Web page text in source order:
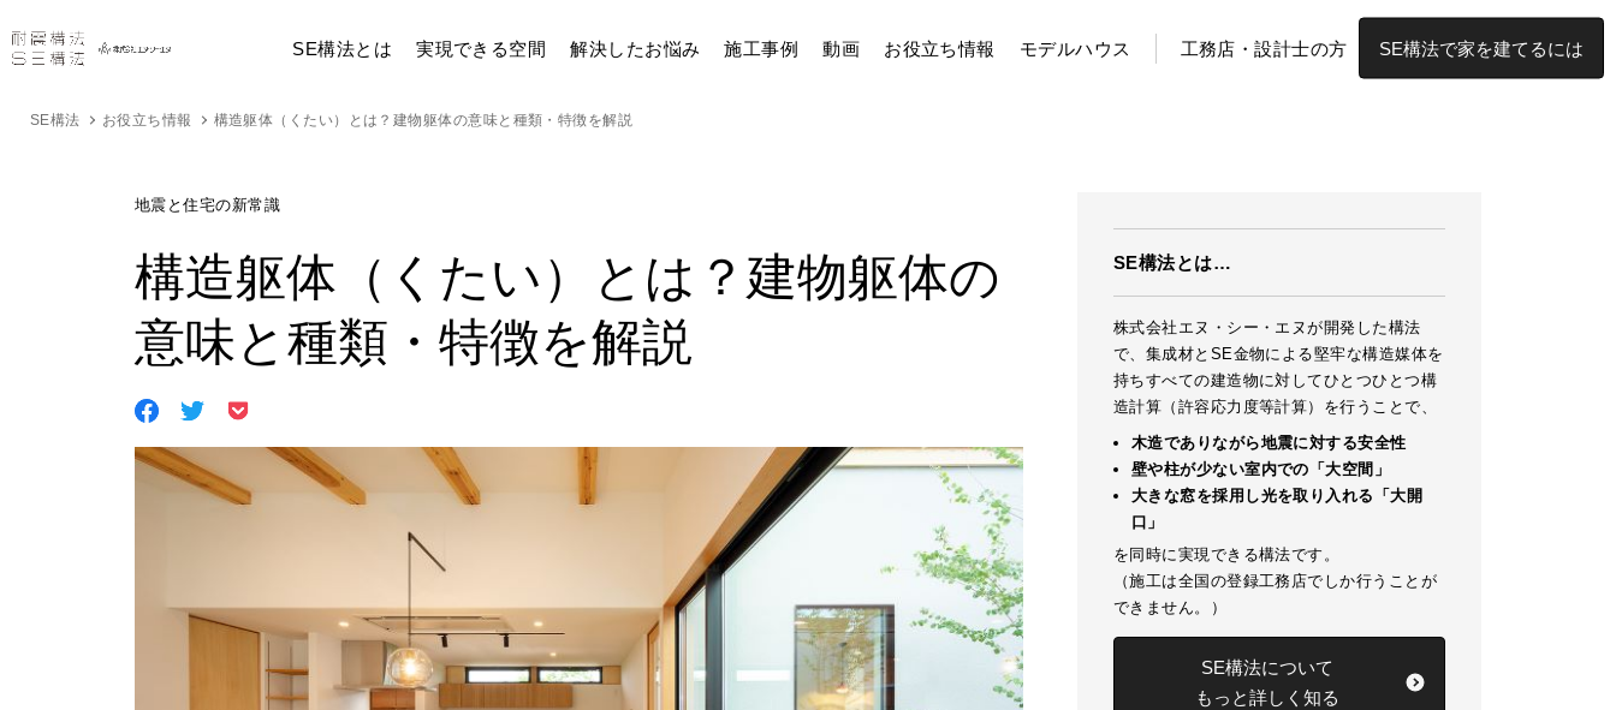
SE構法とは 実現できる空間 解決したお悩み 施工事例 動画 お役立ち情報 モデルハウス 工務店・設計士の方 SE構法で家を建てるには
SE構法 お役立ち情報 構造躯体（くたい）とは？建物躯体の意味と種類・特徴を解説
地震と住宅の新常識
構造躯体（くたい）とは？建物躯体の
意味と種類・特徴を解説
SE構法とは…
株式会社エヌ・シー・エヌが開発した構法
で、集成材とSE金物による堅牢な構造媒体を
持ちすべての建造物に対してひとつひとつ構
造計算（許容応力度等計算）を行うことで、
木造でありながら地震に対する安全性
壁や柱が少ない室内での「大空間」
大きな窓を採用し光を取り入れる「大開
口」
を同時に実現できる構法です。
（施工は全国の登録工務店でしか行うことが
できません。）
SE構法について
もっと詳しく知る